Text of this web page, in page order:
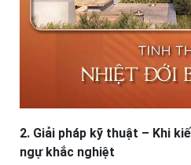
2. Giải pháp kỹ thuật – Khi
ngự khắc nghiệt